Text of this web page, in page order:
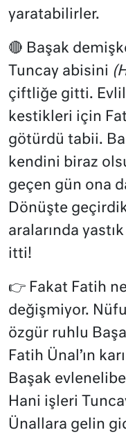
yaratabilirler.
🔴 Başak
Tuncay abisini
çiftliğe gitti.
kestikleri için
götürdü tabii.
kendini biraz
geçen gün ona
Dönüşte
aralarında
itti!
👉 Fakat Fatih
değişmiyor.
özgür ruhlu
Fatih Ünal’ın
Başak
Hani işleri
Ünallara gelin